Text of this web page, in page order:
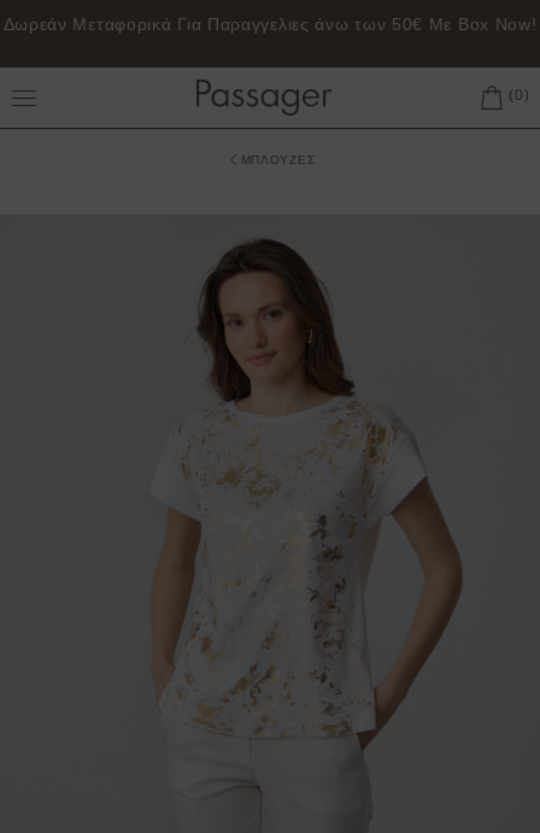
Δωρεάν Μεταφορικά Για Παραγγελιες άνω των 50€ Με Box Now!
Toggle Main Menu
ΜΠΛΟΥΖΕΣ